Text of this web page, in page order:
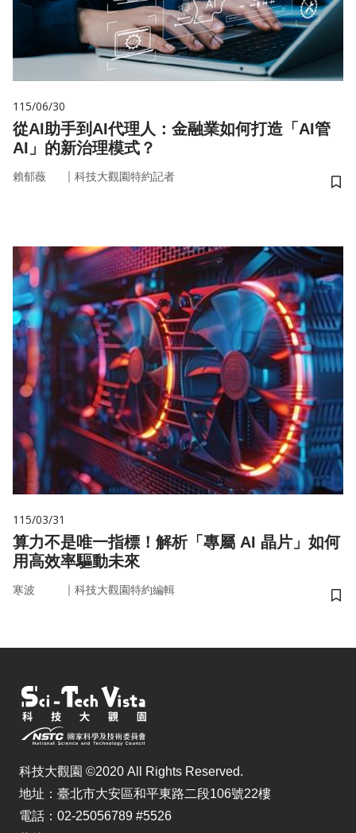
115/06/30
從AI助手到AI代理人：金融業如何打造「AI管
AI」的新治理模式？
賴郁薇 ｜ 科技大觀園特約記者
儲
115/03/31
算力不是唯一指標！解析「專屬 AI 晶片」如何
用高效率驅動未來
寒波 ｜ 科技大觀園特約編輯
儲
科技大觀園 ©2020 All Rights Reserved.
地址：臺北市大安區和平東路二段106號22樓
電話：02-25056789 #5526